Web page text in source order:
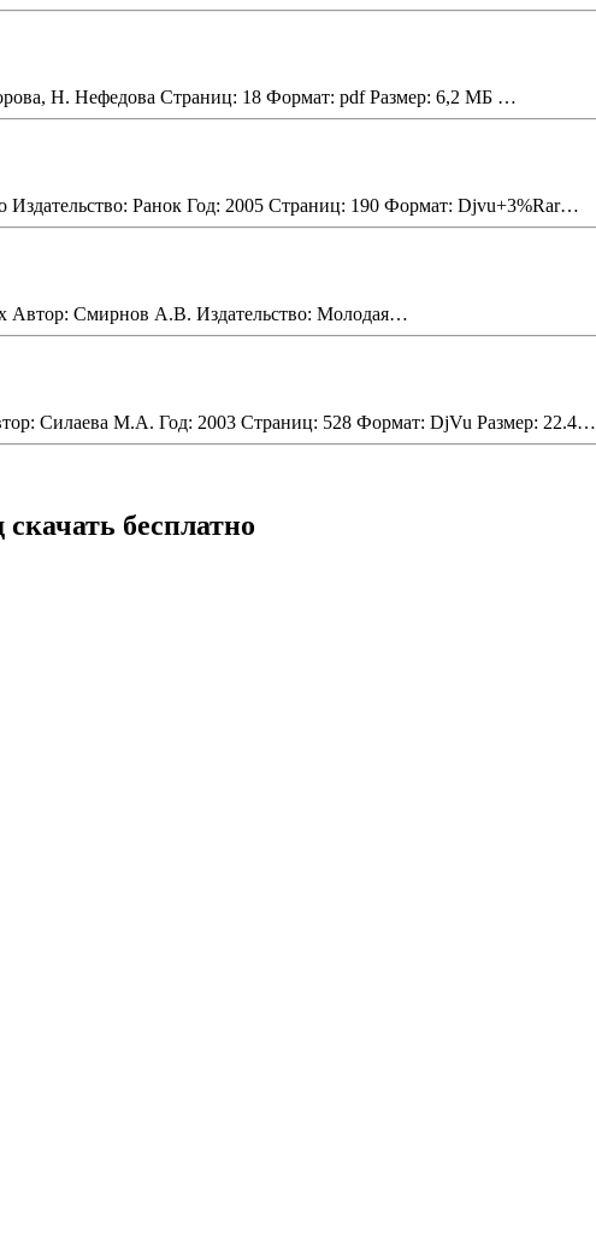
Н. Нефедова Страниц: 18 Формат: pdf Размер: 6,2 МБ …
Ранок Год: 2005 Страниц: 190 Формат: Djvu+3%Rar…
Автор: Смирнов А.В. Издательство: Молодая…
Силаева М.А. Год: 2003 Страниц: 528 Формат: DjVu Размер: 22.4…
бесплатно